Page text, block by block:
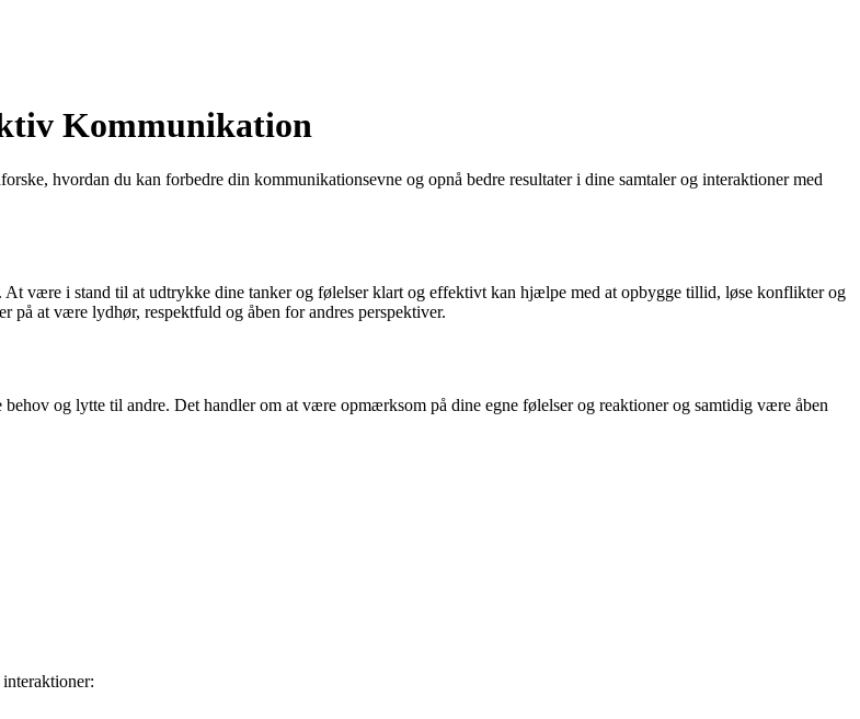
Kommunikation
hvordan du kan forbedre din kommunikationsevne og opnå bedre resultater i dine samtaler og interaktioner med
være i stand til at udtrykke dine tanker og følelser klart og effektivt kan hjælpe med at opbygge tillid, løse konflikter og
at være lydhør, respektfuld og åben for andres perspektiver.
og lytte til andre. Det handler om at være opmærksom på dine egne følelser og reaktioner og samtidig være åben